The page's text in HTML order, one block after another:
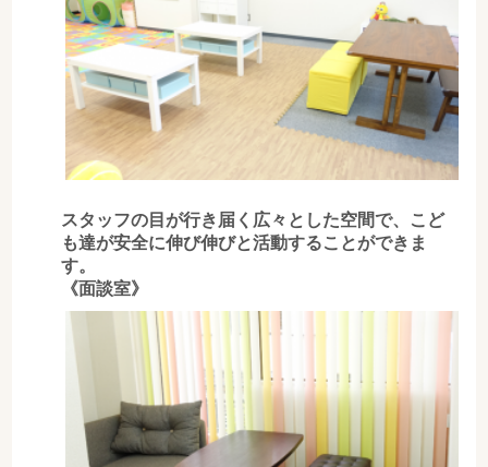
スタッフの目が行き届く広々とした空間で、こど
も達が安全に伸び伸びと活動することができま
す。
《面談室》